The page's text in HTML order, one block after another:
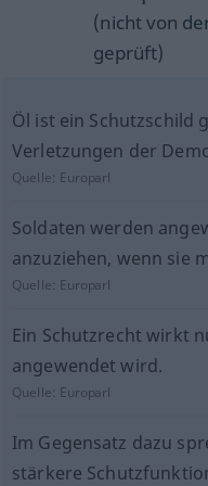
(nicht von
geprüft)
Öl ist ein Schutzschild
Verletzungen der
Quelle: Europarl
Soldaten werden
anzuziehen, wenn sie
Quelle: Europarl
Ein Schutzrecht wirkt
angewendet wird.
Quelle: Europarl
Im Gegensatz dazu
stärkere